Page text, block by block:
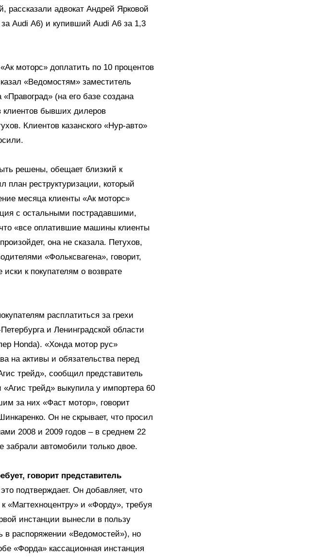
рассказали адвокат Андрей Ярковой
Audi А6) и купивший Audi А6 за 1,3
моторс» доплатить по 10 процентов
«Ведомостям» заместитель
(на его базе создана
клиентов бывших дилеров
Клиентов казанского «Нур-авто»
решены, обещает близкий к
план реструктуризации, который
месяца клиенты «Ак моторс»
с остальными пострадавшими,
«все оплатившие машины клиенты
она не сказала. Петухов,
«Фольксвагена», говорит,
к покупателям о возврате
расплатиться за грехи
и Ленинградской области
Honda). «Хонда мотор рус»
на активы и обязательства перед
трейд», сообщил представитель
трейд» выкупила у импортера 60
за них «Фаст мотор», говорит
Он не скрывает, что просил
2008 и 2009 годов – в среднем 22
забрали автомобили только двое.
говорит представитель
подтверждает. Он добавляет, что
«Магтехноцентру» и «Форду», требуя
инстанции вынесли в пользу
в распоряжении «Ведомостей»), но
«Форда» кассационная инстанция